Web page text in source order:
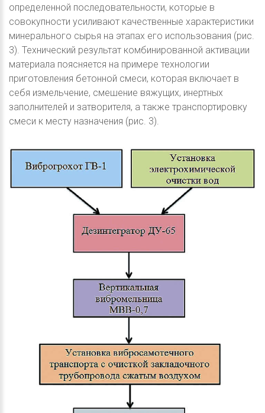
определенной последовательности, которые в
совокупности усиливают качественные характеристики
минерального сырья на этапах его использования (рис.
3). Технический результат комбинированной активации
материала поясняется на примере технологии
приготовления бетонной смеси, которая включает в
себя измельчение, смешение вяжущих, инертных
заполнителей и затворителя, а также транспортировку
смеси к месту назначения (рис. 3).